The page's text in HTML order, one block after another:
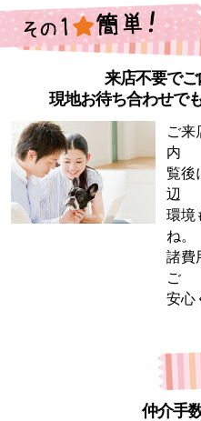
来店不要で
現地お待ち合わせで
ご来
内
覧後
辺
環境
ね。
諸費
ご
安心
仲介手